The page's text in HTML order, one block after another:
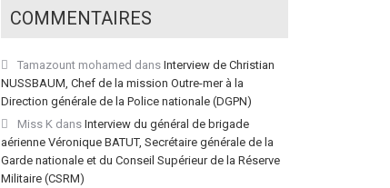
COMMENTAIRES
Tamazount mohamed dans Interview de Christian
NUSSBAUM, Chef de la mission Outre-mer à la
Direction générale de la Police nationale (DGPN)
Miss Kdans Interview du général de brigade
aérienne Véronique BATUT, Secrétaire générale de la
Garde nationale et du Conseil Supérieur de la Réserve
Militaire (CSRM)